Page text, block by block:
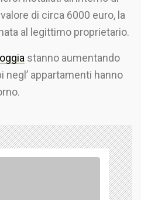
di circa 6000 euro, la
al legittimo proprietario.
stanno aumentando
negl’ appartamenti hanno